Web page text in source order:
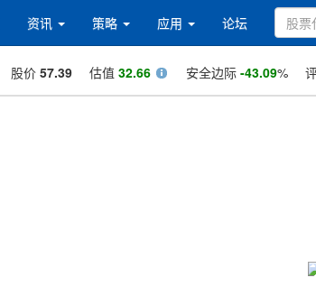
资讯 策略 应用 论坛
股价 57.39 估值 32.66 安全边际 -43.09%